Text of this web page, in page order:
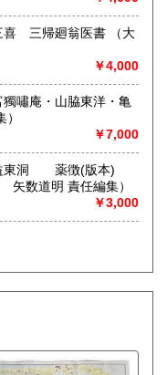
帰廻翁医書 （大
￥4,000
嘯庵・山脇東洋・亀
）
￥7,000
東洞 薬徴(版本)
本) （大塚敬節 矢数道明 責任編集）
￥3,000